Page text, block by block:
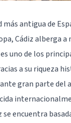
antigua de
Cádizalberga a
uno de los
a su riqueza
gran parte del
se encuentra